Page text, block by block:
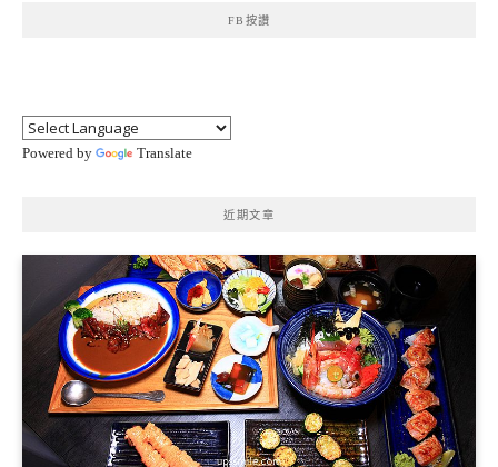
FB按讚
Powered by Translate
近期文章